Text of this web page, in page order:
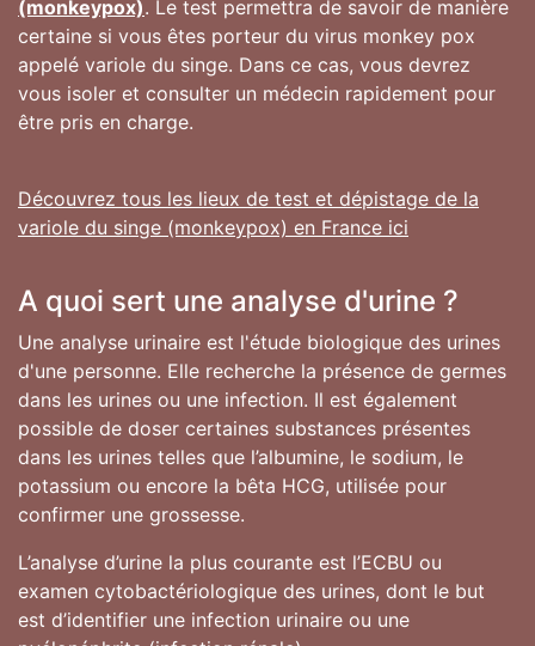
(monkeypox). Le test permettra de savoir de manière
certaine si vous êtes porteur du virus monkey pox
appelé variole du singe. Dans ce cas, vous devrez
vous isoler et consulter un médecin rapidement pour
être pris en charge.
Découvrez tous les lieux de test et dépistage de la
variole du singe (monkeypox) en France ici
A quoi sert une analyse d'urine ?
Une analyse urinaire est l'étude biologique des urines
d'une personne. Elle recherche la présence de germes
dans les urines ou une infection. Il est également
possible de doser certaines substances présentes
dans les urines telles que l’albumine, le sodium, le
potassium ou encore la bêta HCG, utilisée pour
confirmer une grossesse.
L’analyse d’urine la plus courante est l’ECBU ou
examen cytobactériologique des urines, dont le but
est d’identifier une infection urinaire ou une